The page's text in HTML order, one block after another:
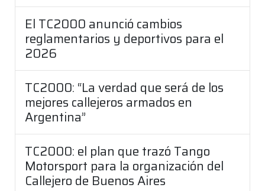
El TC2000 anunció cambios
reglamentarios y deportivos para el
2026
TC2000: “La verdad que será de los
mejores callejeros armados en
Argentina”
TC2000: el plan que trazó Tango
Motorsport para la organización del
Callejero de Buenos Aires